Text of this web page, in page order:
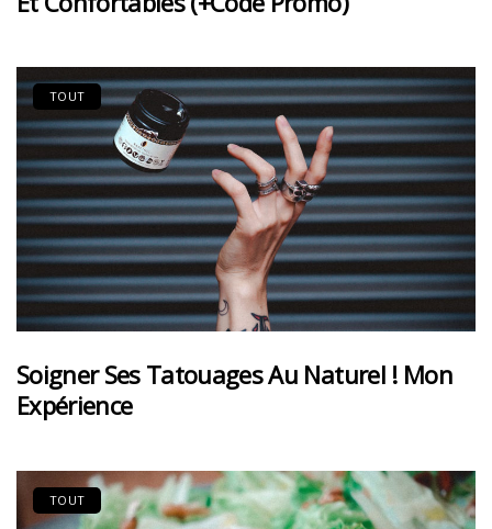
TOUT
Soigner Ses Tatouages Au Naturel ! Mon
Expérience
TOUT